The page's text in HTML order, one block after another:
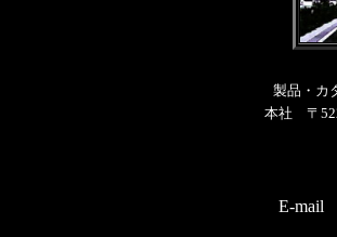
製品・カ
本社 〒
E-mail